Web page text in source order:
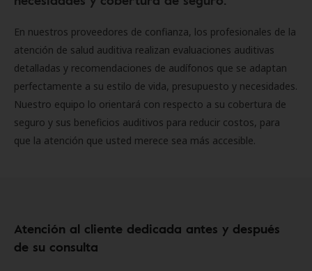
En nuestros proveedores de confianza, los profesionales de la
atención de salud auditiva realizan evaluaciones auditivas
detalladas y recomendaciones de audífonos que se adaptan
perfectamente a su estilo de vida, presupuesto y necesidades.
Nuestro equipo lo orientará con respecto a su cobertura de
seguro y sus beneficios auditivos para reducir costos, para
que la atención que usted merece sea más accesible.
Atención al cliente dedicada antes y después
de su consulta